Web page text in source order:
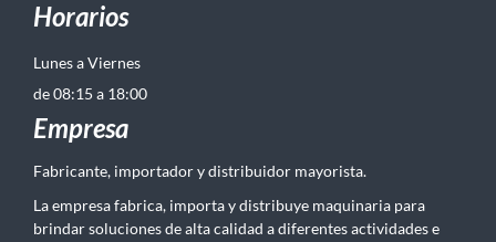
Horarios
Lunes a Viernes
de 08:15 a 18:00
Empresa
Fabricante, importador y distribuidor mayorista.
La empresa fabrica, importa y distribuye maquinaria para
brindar soluciones de alta calidad a diferentes actividades e